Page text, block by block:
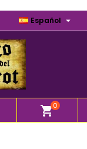
Español 
shopping_cart0